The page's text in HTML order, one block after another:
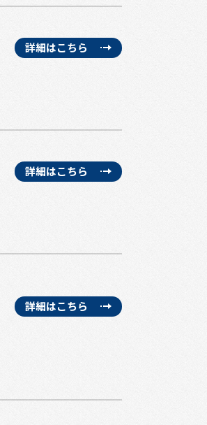
詳細はこちら
詳細はこちら
詳細はこちら